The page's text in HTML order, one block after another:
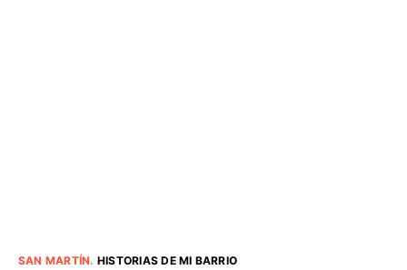
SAN MARTÍN. HISTORIAS DE MI BARRIO